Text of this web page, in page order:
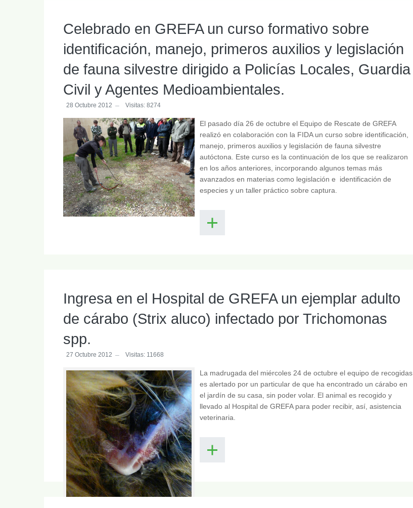
Celebrado en GREFA un curso formativo sobre
identificación, manejo, primeros auxilios y legislación
de fauna silvestre dirigido a Policías Locales, Guardia
Civil y Agentes Medioambientales.
28 Octubre 2012 Visitas: 8274
El pasado día 26 de octubre el Equipo de Rescate de GREFA
realizó en colaboración con la FIDA un curso sobre identificación,
manejo, primeros auxilios y legislación de fauna silvestre
autóctona. Este curso es la continuación de los que se realizaron
en los años anteriores, incorporando algunos temas más
avanzados en materias como legislación e identificación de
especies y un taller práctico sobre captura.
Ingresa en el Hospital de GREFA un ejemplar adulto
de cárabo (Strix aluco) infectado por Trichomonas
spp.
27 Octubre 2012 Visitas: 11668
La madrugada del miércoles 24 de octubre el equipo de recogidas
es alertado por un particular de que ha encontrado un cárabo en
el jardín de su casa, sin poder volar. El animal es recogido y
llevado al Hospital de GREFA para poder recibir, así, asistencia
veterinaria.